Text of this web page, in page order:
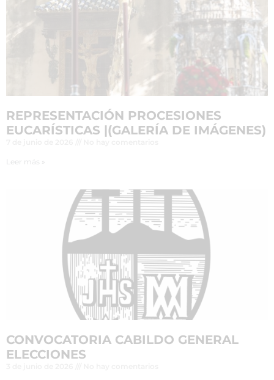
REPRESENTACIÓN PROCESIONES
EUCARÍSTICAS |(GALERÍA DE IMÁGENES)
Leer más »
CONVOCATORIA CABILDO GENERAL
ELECCIONES